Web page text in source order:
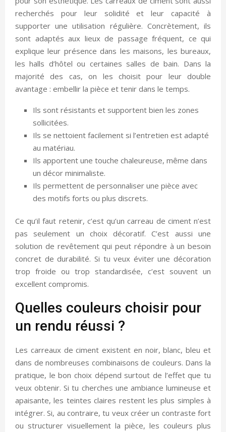
recherchés pour leur solidité et leur capacité à
supporter une utilisation régulière. Concrètement, ils
sont adaptés aux lieux de passage fréquent, ce qui
explique leur présence dans les maisons, les bureaux,
les halls d’hôtel ou certaines salles de bain. Dans la
majorité des cas, on les choisit pour leur double
avantage : embellir la pièce et tenir dans le temps.
Ils sont résistants et supportent bien les zones
sollicitées.
Ils se nettoient facilement si l’entretien est adapté
au matériau.
Ils apportent une touche chaleureuse, même dans
un décor minimaliste.
Ils permettent de personnaliser une pièce avec
des motifs forts ou plus discrets.
Ce qu’il faut retenir, c’est qu’un carreau de ciment n’est
pas seulement un choix décoratif. C’est aussi une
solution de revêtement qui peut répondre à un besoin
concret de durabilité. Si tu veux éviter une décoration
trop froide ou trop standardisée, c’est souvent un
excellent compromis.
Quelles couleurs choisir pour
un rendu réussi ?
Les carreaux de ciment existent en noir, blanc, bleu et
dans de nombreuses combinaisons de couleurs. Dans la
pratique, le bon choix dépend surtout de l’effet que tu
veux obtenir. Si tu cherches une ambiance lumineuse et
apaisante, les teintes claires restent les plus simples à
intégrer. Si, au contraire, tu veux créer un contraste fort
ou structurer visuellement la pièce, les couleurs plus